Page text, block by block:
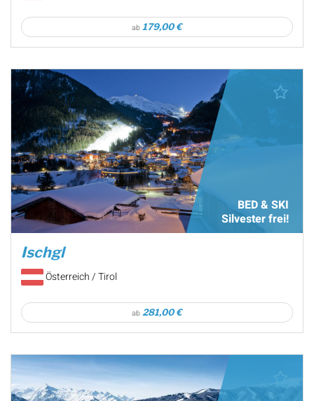
ab 179,00 €
BED & SKI
Silvester frei!
Ischgl
Österreich / Tirol
ab 281,00 €